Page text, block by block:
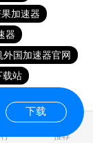
加速器
器
外国加速器官网
载站
推荐
下载